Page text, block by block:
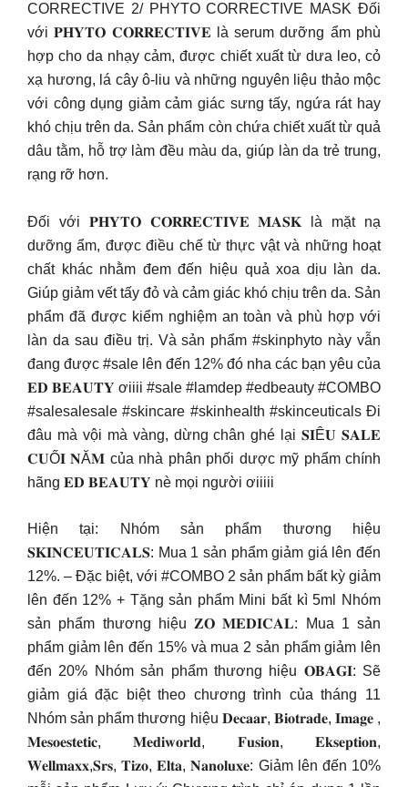
CORRECTIVE 2/ PHYTO CORRECTIVE MASK Đối
với 𝐏𝐇𝐘𝐓𝐎 𝐂𝐎𝐑𝐑𝐄𝐂𝐓𝐈𝐕𝐄 là serum dưỡng ẩm phù
hợp cho da nhạy cảm, được chiết xuất từ dưa leo, cỏ
xạ hương, lá cây ô-liu và những nguyên liệu thảo mộc
với công dụng giảm cảm giác sưng tấy, ngứa rát hay
khó chịu trên da. Sản phẩm còn chứa chiết xuất từ quả
dâu tằm, hỗ trợ làm đều màu da, giúp làn da trẻ trung,
rạng rỡ hơn.
Đối với 𝐏𝐇𝐘𝐓𝐎 𝐂𝐎𝐑𝐑𝐄𝐂𝐓𝐈𝐕𝐄 𝐌𝐀𝐒𝐊 là mặt nạ
dưỡng ẩm, được điều chế từ thực vật và những hoạt
chất khác nhằm đem đến hiệu quả xoa dịu làn da.
Giúp giảm vết tấy đỏ và cảm giác khó chịu trên da​. Sản
phẩm đã được kiểm nghiệm an toàn và phù hợp với
làn da sau điều trị.​ Và sản phẩm #skinphyto này vẫn
đang được #sale lên đến 12% đó nha các bạn yêu của
𝐄𝐃 𝐁𝐄𝐀𝐔𝐓𝐘 ơiiii #sale #lamdep #edbeauty #COMBO
#salesalesale #skincare #skinhealth #skinceuticals Đi
đâu mà vội mà vàng, dừng chân ghé lại 𝐒𝐈Ê𝐔 𝐒𝐀𝐋𝐄
𝐂𝐔Ố𝐈 𝐍Ă𝐌 của nhà phân phối dược mỹ phẩm chính
hãng 𝐄𝐃 𝐁𝐄𝐀𝐔𝐓𝐘 nè mọi người ơiiiii
Hiện tại: Nhóm sản phẩm thương hiệu
𝐒𝐊𝐈𝐍𝐂𝐄𝐔𝐓𝐈𝐂𝐀𝐋𝐒: Mua 1 sản phẩm giảm giá lên đến
12%. – Đặc biệt, với #COMBO 2 sản phẩm bất kỳ giảm
lên đến 12% + Tặng sản phẩm Mini bất kì 5ml Nhóm
sản phẩm thương hiệu 𝐙𝐎 𝐌𝐄𝐃𝐈𝐂𝐀𝐋: Mua 1 sản
phẩm giảm lên đến 15% và mua 2 sản phẩm giảm lên
đến 20% Nhóm sản phẩm thương hiệu 𝐎𝐁𝐀𝐆𝐈: Sẽ
giảm giá đặc biệt theo chương trình của tháng 11
Nhóm sản phẩm thương hiệu 𝐃𝐞𝐜𝐚𝐚𝐫, 𝐁𝐢𝐨𝐭𝐫𝐚𝐝𝐞, 𝐈𝐦𝐚𝐠𝐞 ,
𝐌𝐞𝐬𝐨𝐞𝐬𝐭𝐞𝐭𝐢𝐜, 𝐌𝐞𝐝𝐢𝐰𝐨𝐫𝐥𝐝, 𝐅𝐮𝐬𝐢𝐨𝐧, 𝐄𝐤𝐬𝐞𝐩𝐭𝐢𝐨𝐧,
𝐖𝐞𝐥𝐥𝐦𝐚𝐱𝐱,𝐒𝐫𝐬, 𝐓𝐢𝐳𝐨, 𝐄𝐥𝐭𝐚, 𝐍𝐚𝐧𝐨𝐥𝐮𝐱𝐞: Giảm lên đến 10%